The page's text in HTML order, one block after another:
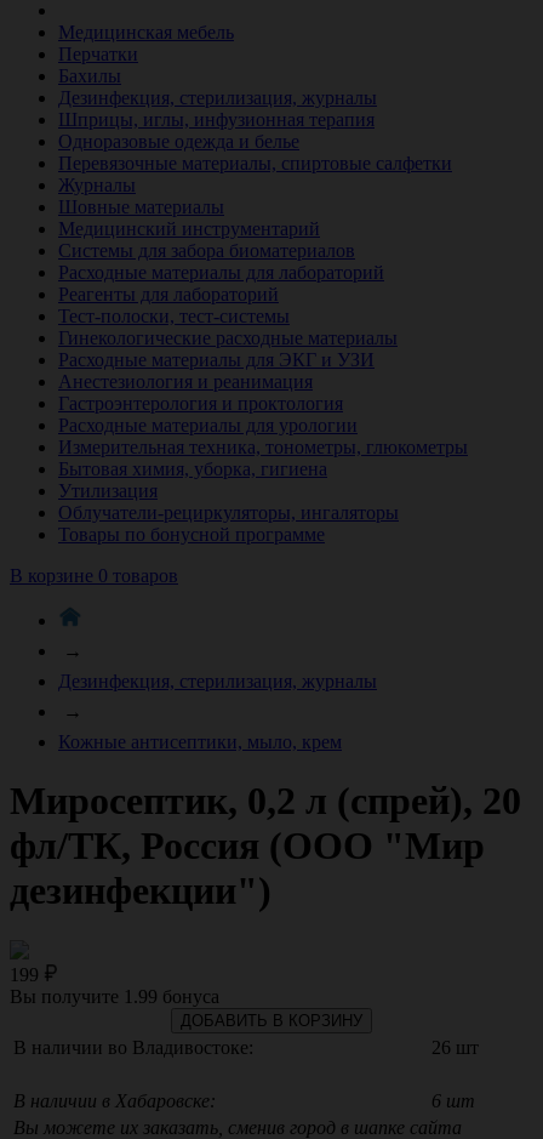
Медицинская мебель
Перчатки
Бахилы
Дезинфекция, стерилизация, журналы
Шприцы, иглы, инфузионная терапия
Одноразовые одежда и белье
Перевязочные материалы, спиртовые салфетки
Журналы
Шовные материалы
Медицинский инструментарий
Системы для забора биоматериалов
Расходные материалы для лабораторий
Реагенты для лабораторий
Тест-полоски, тест-системы
Гинекологические расходные материалы
Расходные материалы для ЭКГ и УЗИ
Анестезиология и реанимация
Гастроэнтерология и проктология
Расходные материалы для урологии
Измерительная техника, тонометры, глюкометры
Бытовая химия, уборка, гигиена
Утилизация
Облучатели-рециркуляторы, ингаляторы
Товары по бонусной программе
В корзине 0 товаров
→
Дезинфекция, стерилизация, журналы
→
Кожные антисептики, мыло, крем
Миросептик, 0,2 л (спрей), 20
фл/ТК, Россия (ООО "Мир
дезинфекции")
199
Вы получите 1.99 бонуса
ДОБАВИТЬ В КОРЗИНУ
В наличии во Владивостоке: 26 шт
В наличии в Хабаровске:
6 шт
Вы можете их заказать, сменив город в шапке сайта